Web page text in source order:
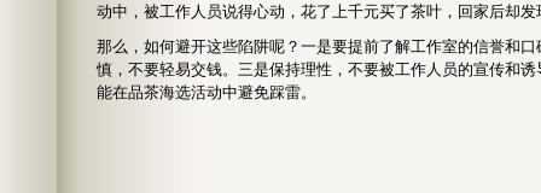
动中，被工作人员说得心动，花了上千元买了茶叶，回家后却
那么，如何避开这些陷阱呢？一是要提前了解工作室的信誉和
慎，不要轻易交钱。三是保持理性，不要被工作人员的宣传和
能在品茶海选活动中避免踩雷。